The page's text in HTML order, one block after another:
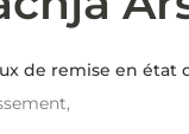
de remise en état